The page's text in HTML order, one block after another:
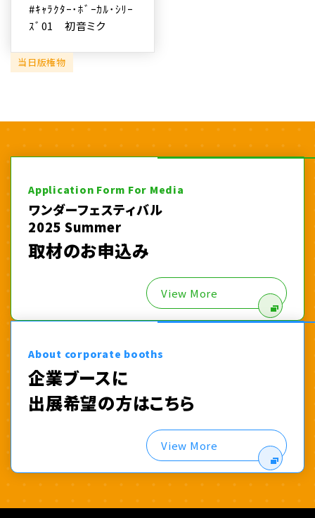
#ｷｬﾗｸﾀｰ･ﾎﾞｰｶﾙ･ｼﾘｰ
ｽﾞ01 初音ミク
当日版権物
Application Form For Media
ワンダーフェスティバル
2025 Summer
取材のお申込み
View More
About corporate booths
企業ブースに
出展希望の方はこちら
View More